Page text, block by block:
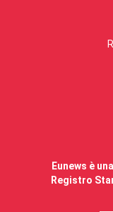
Eunews è
Registro